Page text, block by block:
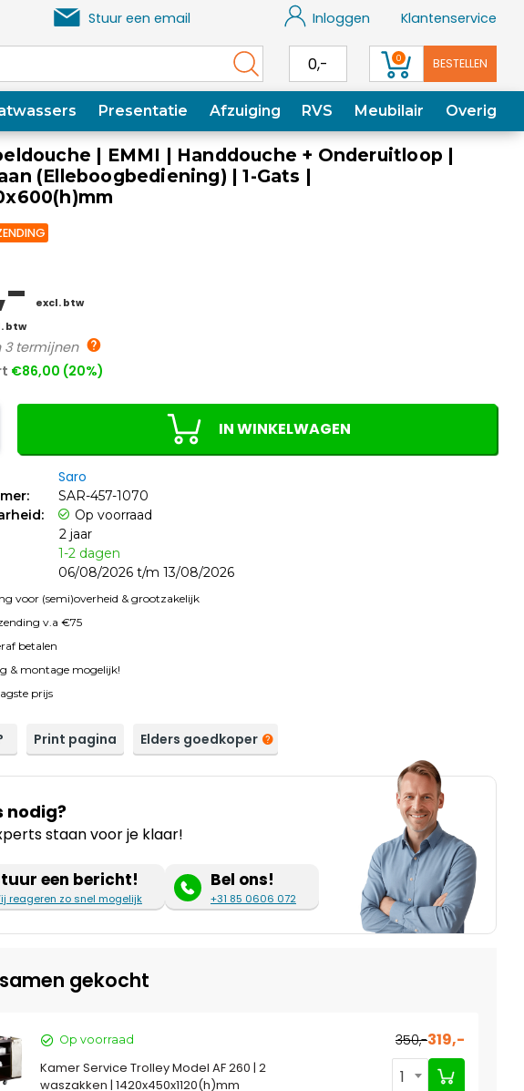
Stuur een email Inloggen Klantenservice
0,- 0 BESTELLEN
Presentatie Afzuiging RVS Meubilair Overig
| EMMI | Handdouche + Onderuitloop |
(Elleboogbediening) | 1-Gats |
excl. btw
btw
termijnen
€86,00 (20%)
IN WINKELWAGEN
Saro
SAR-457-1070
Op voorraad
2 jaar
1-2 dagen
06/08/2026 t/m 13/08/2026
voor (semi)overheid & grootzakelijk
v.a €75
betalen
& montage mogelijk!
prijs
Print pagina Elders goedkoper
nodig?
staan voor je klaar!
een bericht!
reageren zo snel mogelijk
Bel ons!
+31 85 0606 072
gekocht
Op voorraad 350,-319,-
Kamer Service Trolley Model AF 260 | 2
waszakken | 1420x450x1120(h)mm
1